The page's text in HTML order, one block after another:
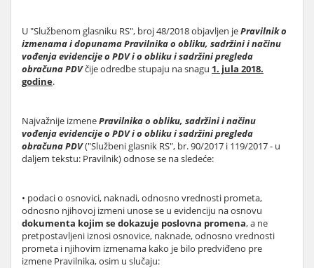
U "Službenom glasniku RS", broj 48/2018 objavljen jePravilnik o
izmenama i dopunama Pravilnika o obliku, sadržini i načinu
vođenja evidencije o PDV i o obliku i sadržini pregleda
obračuna PDVčije odredbe stupaju na snagu 1. jula 2018.
godine.
Najvažnije izmenePravilnika o obliku, sadržini i načinu
vođenja evidencije o PDV i o obliku i sadržini pregleda
obračuna PDV("Službeni glasnik RS", br. 90/2017 i 119/2017 - u
daljem tekstu: Pravilnik) odnose se na sledeće:
• podaci o osnovici, naknadi, odnosno vrednosti prometa,
odnosno njihovoj izmeni unose se u evidenciju na osnovu
dokumenta kojim se dokazuje poslovna promena, a ne
pretpostavljeni iznosi osnovice, naknade, odnosno vrednosti
prometa i njihovim izmenama kako je bilo predviđeno pre
izmene Pravilnika, osim u slučaju: